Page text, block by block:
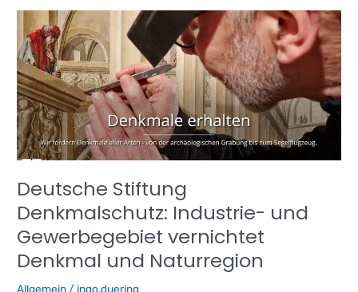
Deutsche Stiftung
Denkmalschutz: Industrie- und
Gewerbegebiet vernichtet
Denkmal und Naturregion
Allgemein/ ingo.duering
Deutsche
Stiftung
Denkmalschutz:
Industrie-
und
Gewerbegebiet
vernichtet
Denkmal
und